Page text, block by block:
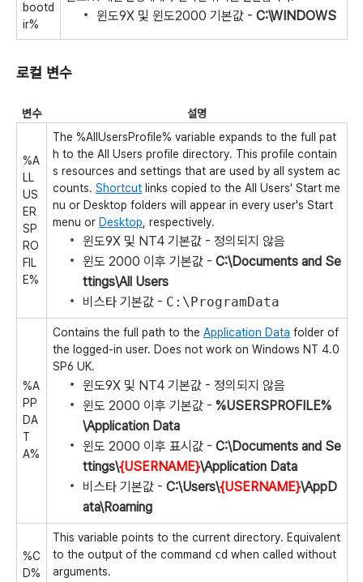
bootd
ir%
윈도9X 및 윈도2000 기본값 - C:\WINDOWS
로컬 변수
변수 설명
%A
LL
US
ER
SP
RO
FIL
E%
The %AllUsersProfile% variable expands to the full pat
h to the All Users profile directory. This profile contain
s resources and settings that are used by all system ac
counts. Shortcut links copied to the All Users' Start me
nu or Desktop folders will appear in every user's Start
menu or Desktop, respectively.
윈도9X 및 NT4 기본값 - 정의되지 않음
윈도 2000 이후 기본값 - C:\Documents and Se
ttings\All Users
비스타 기본값 - C:\ProgramData
%A
PP
DA
T
A%
Contains the full path to the Application Data folder of
the logged-in user. Does not work on Windows NT 4.0
SP6 UK.
윈도9X 및 NT4 기본값 - 정의되지 않음
윈도 2000 이후 기본값 - %USERSPROFILE%
\Application Data
윈도 2000 이후 표시값 - C:\Documents and Se
ttings\{USERNAME}\Application Data
비스타 기본값 - C:\Users\{USERNAME}\AppD
ata\Roaming
%C
D%
This variable points to the current directory. Equivalent
to the output of the command cd when called without
arguments.